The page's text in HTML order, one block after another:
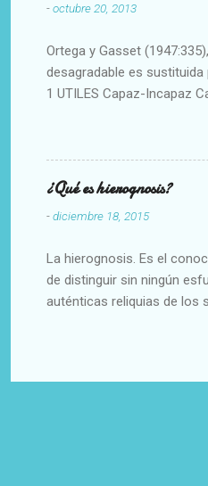
-octubre 20, 2013
Ortega y Gasset
desagradable es
1 UTILES Capaz-Incapaz
Aproximado Evidente-
Escrupuloso-Relajado
Armonioso-Inarmonioso 4
¿Qué es hierognosis?
-diciembre 18, 2015
La hierognosis. Es el
de distinguir sin ningún
auténticas reliquias de los